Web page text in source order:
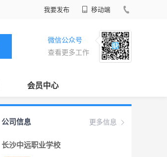
我要发布 移动端
微信公众号
查看更多工作
会员中心
更多信息
公司信息
长沙中远职业学校